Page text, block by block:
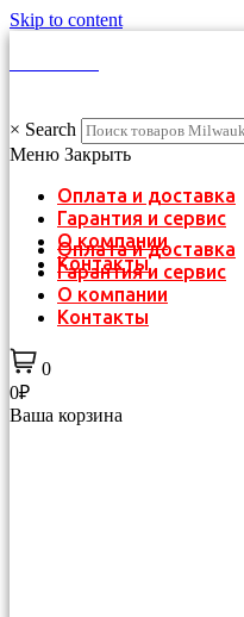
Skip to content
× Search
Меню Закрыть
Оплата и доставка
Гарантия и сервис
О компании
Контакты
Оплата и доставка
Гарантия и сервис
О компании
Контакты
0
0₽
Ваша корзина